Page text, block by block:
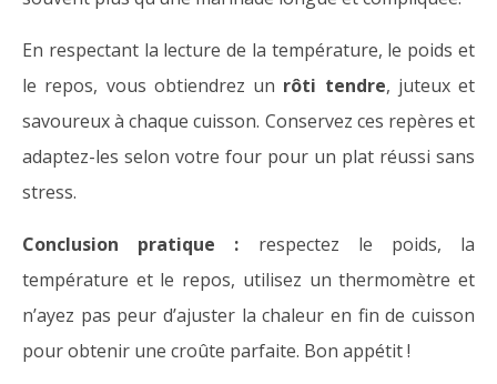
En respectant la lecture de la température, le poids et
le repos, vous obtiendrez un rôti tendre, juteux et
savoureux à chaque cuisson. Conservez ces repères et
adaptez-les selon votre four pour un plat réussi sans
stress.
Conclusion pratique : respectez le poids, la
température et le repos, utilisez un thermomètre et
n’ayez pas peur d’ajuster la chaleur en fin de cuisson
pour obtenir une croûte parfaite. Bon appétit !